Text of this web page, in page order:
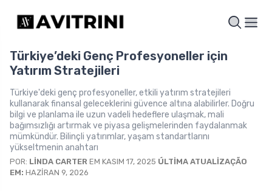
Türkiye’deki Genç Profesyoneller için
Yatırım Stratejileri
Türkiye'deki genç profesyoneller, etkili yatırım stratejileri
kullanarak finansal geleceklerini güvence altına alabilirler. Doğru
bilgi ve planlama ile uzun vadeli hedeflere ulaşmak, mali
bağımsızlığı artırmak ve piyasa gelişmelerinden faydalanmak
mümkündür. Bilinçli yatırımlar, yaşam standartlarını
yükseltmenin anahtarı
POR: LINDA CARTER EM KASIM 17, 2025 ÚLTIMA ATUALIZAÇÃO
EM: HAZIRAN 9, 2026